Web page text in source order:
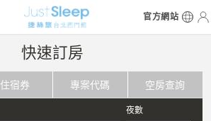
官方網站
快速訂房
住宿券 專案代碼 空房查詢
夜數